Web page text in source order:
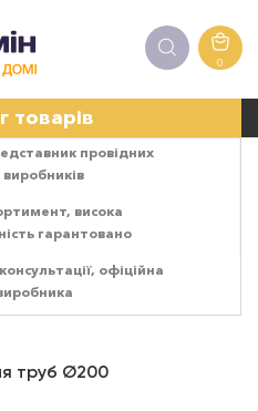
0
товарів
провідних
висока
гарантовано
офіційна
труб Ø200